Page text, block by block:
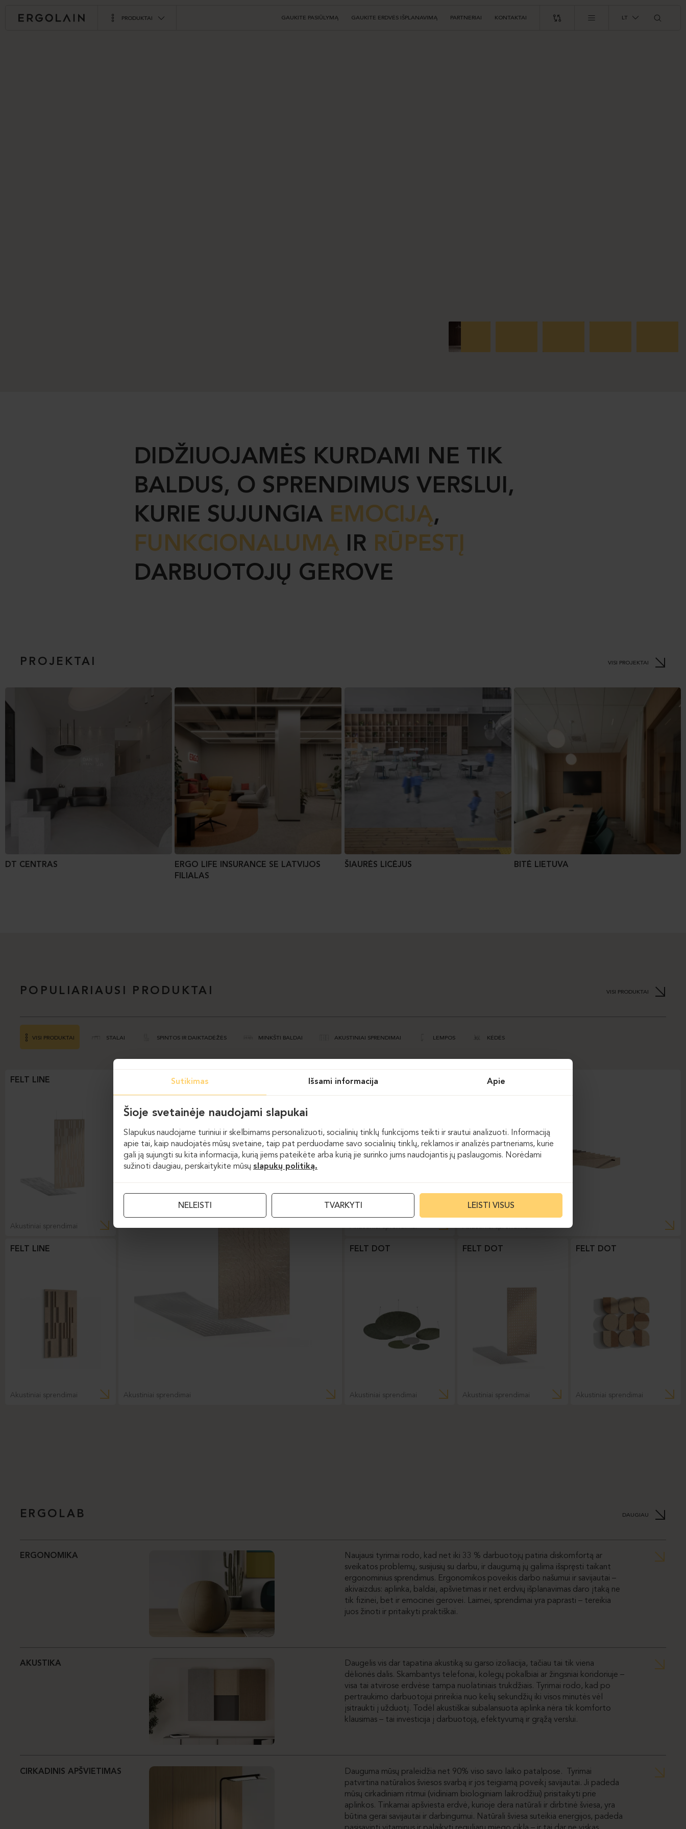
PRODUKTAI GAUKITE PASIŪLYMĄ GAUKITE ERDVĖS IŠPLANAVIMĄ PARTNERIAI KONTAKTAI LT
DIDŽIUOJAMĖS KURDAMI NE TIK
BALDUS, O SPRENDIMUS VERSLUI,
KURIE SUJUNGIA EMOCIJĄ,
FUNKCIONALUMĄ IR RŪPESTĮ
DARBUOTOJŲ GEROVE
PROJEKTAI VISI PROJEKTAI
DT CENTRAS
ERGO LIFE INSURANCE SE LATVIJOS
FILIALAS
ŠIAURĖS LICĖJUS BITĖ LIETUVA
POPULIARIAUSI PRODUKTAI VISI PRODUKTAI
VISI PRODUKTAI STALAI SPINTOS IR DAIKTADĖŽĖS MINKŠTI BALDAI AKUSTINIAI SPRENDIMAI LEMPOS KĖDĖS
FELT LINE
Akustiniai sprendimai
FELT LINE
Akustiniai sprendimai Akustiniai sprendimai
FELT WAVE
Akustiniai sprendimai
FELT WAVE
Akustiniai sprendimai
FELT DOT
Akustiniai sprendimai
FELT DOT
Akustiniai sprendimai
FELT DOT
Akustiniai sprendimai
ERGOLAB DAUGIAU
ERGONOMIKA
Naujausi tyrimai rodo, kad net iki 33 % darbuotojų patiria diskomfortą ar
sveikatos problemų, susijusių su darbu, ir daugumą jų galima išspręsti taikant
ergonominius sprendimus. Ergonomikos poveikis darbo našumui ir savijautai –
akivaizdus: aplinka, baldai, apšvietimas ir net erdvių išplanavimas daro įtaką ne
tik fizinei, bet ir emocinei gerovei. Laimei, sprendimai yra paprasti – tereikia
juos žinoti ir pritaikyti praktiškai.
AKUSTIKA
Daugelis vis dar tapatina akustiką su garso izoliacija, tačiau tai tik viena
dėlionės dalis. Skambantys telefonai, kolegų pokalbiai ar žingsniai koridoriuje –
visa tai atvirose erdvėse tampa nuolatiniais trukdžiais. Tyrimai rodo, kad po
pertraukimo darbuotojui prireikia nuo kelių sekundžių iki visos minutės vėl
įsitraukti į užduotį. Todėl akustiškai subalansuota aplinka nėra tik komforto
klausimas – tai investicija į darbuotoją, efektyvumą ir grąžą verslui.
CIRKADINIS APŠVIETIMAS
Dauguma mūsų praleidžia net 90% viso savo laiko patalpose. Tyrimai
patvirtina natūralios šviesos svarbą ir jos teigiamą poveikį savijautai. Ji padeda
mūsų cirkadiniam ritmui (vidiniam biologiniam laikrodžiui) prisitaikyti prie
aplinkos. Tinkamai apšviesta erdvė, kurioje dera natūrali ir dirbtinė šviesa, yra
būtina gerai savijautai ir darbingumui. Natūrali šviesa suteikia energijos, padeda
Sutikimas Išsami informacija Apie
Šioje svetainėje naudojami slapukai
Slapukus naudojame turiniui ir skelbimams personalizuoti, socialinių tinklų funkcijoms teikti ir srautui analizuoti. Informaciją
apie tai, kaip naudojatės mūsų svetaine, taip pat perduodame savo socialinių tinklų, reklamos ir analizės partneriams, kurie
gali ją sujungti su kita informacija, kurią jiems pateikėte arba kurią jie surinko jums naudojantis jų paslaugomis. Norėdami
sužinoti daugiau, perskaitykite mūsų slapukų politiką.
NELEISTI TVARKYTI LEISTI VISUS